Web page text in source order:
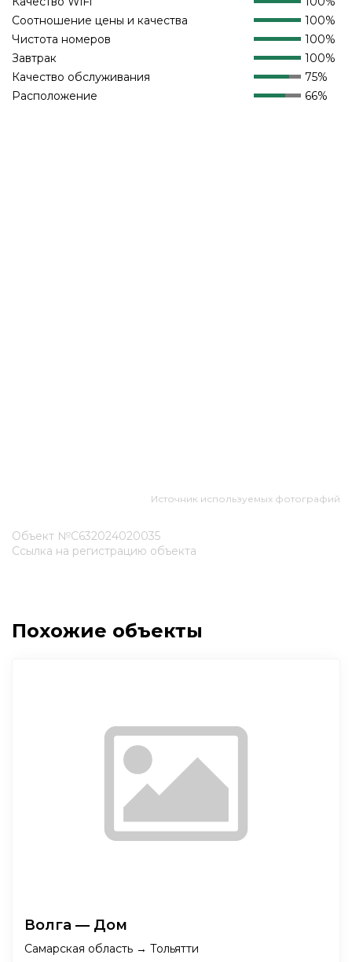
Соотношение цены и качества
100%
Чистота номеров
100%
Завтрак
100%
Качество обслуживания
75%
Расположение
66%
Источник используемых фотографий
Объект №С632024020035
Ссылка на регистрацию объекта
Похожие объекты
Волга — Дом
Самарская область → Тольятти